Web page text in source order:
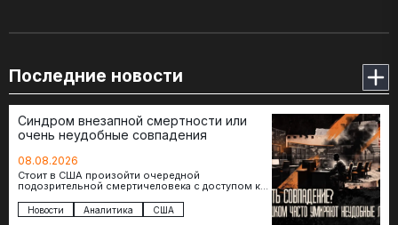
Последние новости
Синдром внезапной смертности или
очень неудобные совпадения
08.08.2026
Стоит в США произойти очередной
подозрительной смертичеловека с доступом к
версии снова оказываются удивительно
похожими: стресс,…
Новости Аналитика США